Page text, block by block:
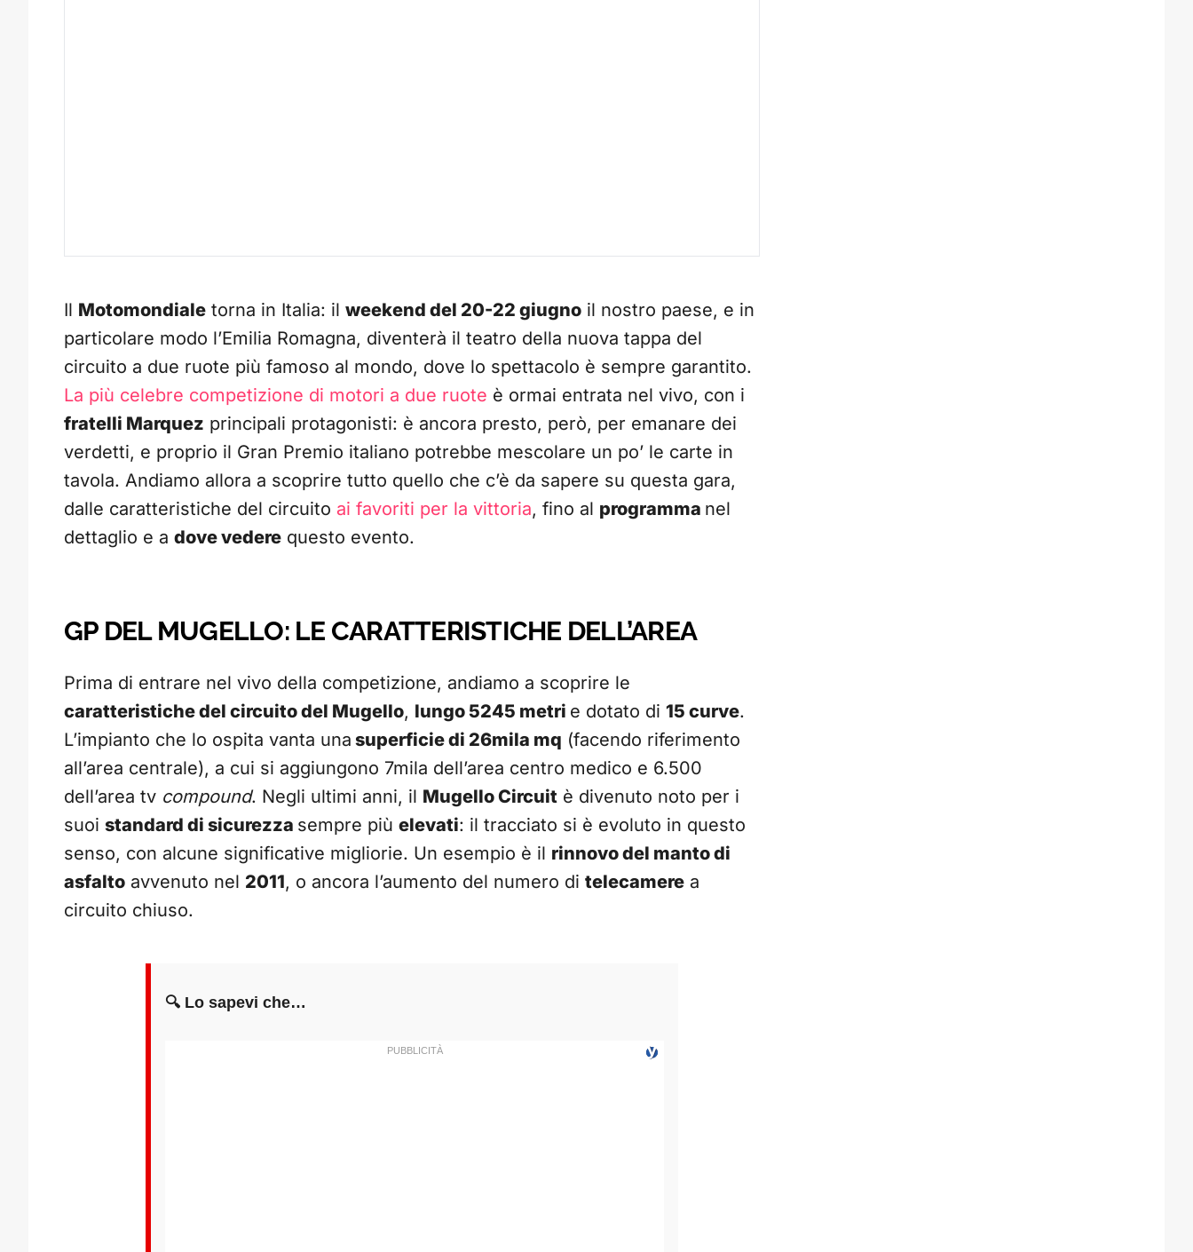
Il Motomondiale torna in Italia: il weekend del 20-22 giugno il nostro paese, e in
particolare modo l’Emilia Romagna, diventerà il teatro della nuova tappa del
circuito a due ruote più famoso al mondo, dove lo spettacolo è sempre garantito.
La più celebre competizione di motori a due ruote è ormai entrata nel vivo, con i
fratelli Marquez principali protagonisti: è ancora presto, però, per emanare dei
verdetti, e proprio il Gran Premio italiano potrebbe mescolare un po’ le carte in
tavola. Andiamo allora a scoprire tutto quello che c’è da sapere su questa gara,
dalle caratteristiche del circuito ai favoriti per la vittoria, fino al programma nel
dettaglio e a dove vedere questo evento.
GP DEL MUGELLO: LE CARATTERISTICHE DELL’AREA
Prima di entrare nel vivo della competizione, andiamo a scoprire le
caratteristiche del circuito del Mugello, lungo 5245 metri e dotato di 15 curve.
L’impianto che lo ospita vanta una superficie di 26mila mq (facendo riferimento
all’area centrale), a cui si aggiungono 7mila dell’area centro medico e 6.500
dell’area tv compound. Negli ultimi anni, il Mugello Circuit è divenuto noto per i
suoi standard di sicurezza sempre più elevati: il tracciato si è evoluto in questo
senso, con alcune significative migliorie. Un esempio è il rinnovo del manto di
asfalto avvenuto nel 2011, o ancora l’aumento del numero di telecamere a
circuito chiuso.
🔍 Lo sapevi che…